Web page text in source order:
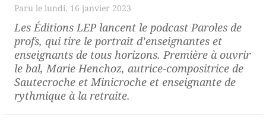
lundi, 16 janvier 2023
Les Éditions LEP lancent le podcastParoles de
profs, qui tire le portrait d’enseignantes et
enseignants de tous horizons. Première à ouvrir
le bal, Marie Henchoz, autrice-compositrice de
Sautecroche et Minicroche et enseignante de
rythmique à la retraite.